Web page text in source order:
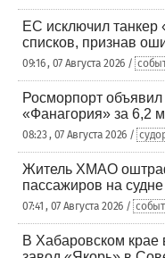
ЕС исключил танкер
списков, признав
09:16 , 07 Августа 2026 /
Росморпорт объявил
«Фанагория» за 6,2
08:23 , 07 Августа 2026 /
Житель ХМАО
пассажиров на
07:41 , 07 Августа 2026 /
В Хабаровском крае